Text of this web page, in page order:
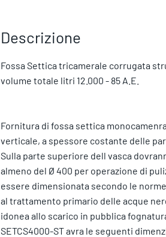
Descrizione
Fossa Settica tricamerale corrugata
volume totale litri 12.000 - 85 A.E.
Fornitura di fossa settica
verticale, a spessore costante delle
Sulla parte superiore dell vasca
almeno del Ø 400 per operazione di
essere dimensionata secondo le norme
al trattamento primario delle acque
idonea allo scarico in pubblica
SETCS4000-ST avra le seguenti